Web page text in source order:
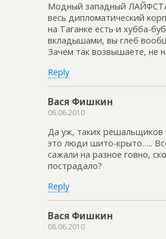
Модный западный
весь дипломатический
на Таганке есть и хубба-
вкладышами, вы глеб
Зачем так возвышаете, не
Reply
Вася Фишкин
06.06.2010
Да уж, таких решальщиков
это люди шито-крыто…..
сажали на разное говно,
пострадало?
Reply
Вася Фишкин
06.06.2010